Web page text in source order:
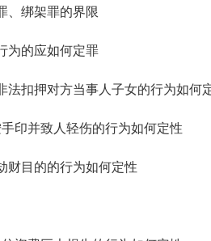
绑架罪的界限
为的应如何定罪
扣押对方当事人子女的行为如何
印并致人轻伤的行为如何定性
目的的行为如何定性